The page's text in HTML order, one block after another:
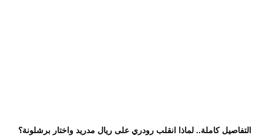
التفاصيل كاملة.. لماذا انقلب رودري على ريال مدريد واختار برشلونة؟